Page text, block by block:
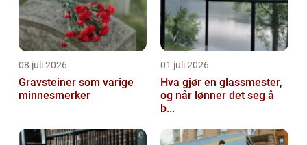
08 juli 2026
Gravsteiner som varige
minnesmerker
01 juli 2026
Hva gjør en glassmester,
og når lønner det seg å
b...